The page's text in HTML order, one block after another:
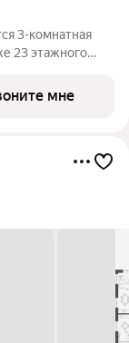
3-комнатная
23 этажного
метро
мне